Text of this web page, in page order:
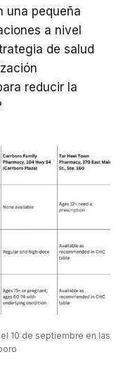
una pequeña
a nivel
de salud
reducir la
10 de septiembre en las